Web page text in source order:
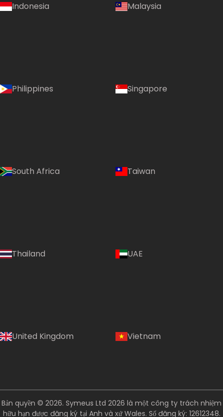
Indonesia Malaysia
Philippines Singapore
South Africa Taiwan
Thailand UAE
United Kingdom Vietnam
Bản quyền © 2026. Symeus Ltd 2026 là một công ty trách nhiệm
hữu hạn được đăng ký tại Anh và xứ Wales. Số đăng ký: 12612348.